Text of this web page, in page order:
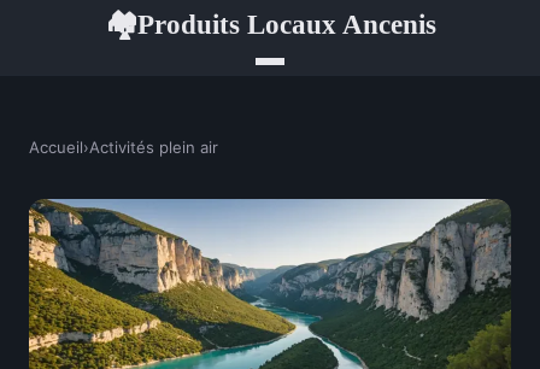
🏘Produits Locaux Ancenis
Accueil›Activités plein air